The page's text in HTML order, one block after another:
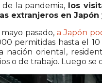
de la pandemia, los
extranjeros en
pasado, a Japón
permitidas hasta el
nación oriental,
o de trabajo. Luego se